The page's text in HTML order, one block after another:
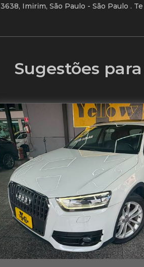
Imirim, São Paulo - São Paulo .
Sugestões